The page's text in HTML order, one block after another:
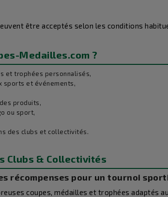
être acceptés selon les conditions
Medailles.com ?
et trophées personnalisés,
sports et événements,
produits,
ou sport,
des clubs et collectivités.
Clubs & Collectivités
récompenses pour un tournoi
coupes, médailles et trophées adaptés